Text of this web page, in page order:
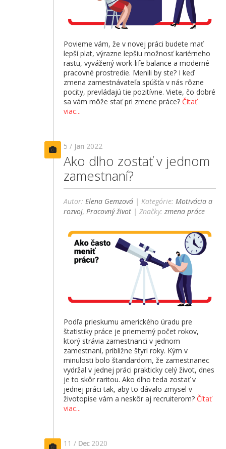
Povieme vám, že v novej práci budete mať
lepší plat, výrazne lepšiu možnosť kariérneho
rastu, vyvážený work-life balance a moderné
pracovné prostredie. Menili by ste? I keď
zmena zamestnávateľa spúšťa v nás rôzne
pocity, prevládajú tie pozitívne. Viete, čo dobré
sa vám môže stať pri zmene práce? Čítať
viac...
5 / Jan 2022
Ako dlho zostať v jednom
zamestnaní?
Autor:Elena Gemzová | Kategórie:Motivácia a
rozvoj,Pracovný život | Značky:zmena práce
Podľa prieskumu amerického úradu pre
štatistiky práce je priemerný počet rokov,
ktorý strávia zamestnanci v jednom
zamestnaní, približne štyri roky. Kým v
minulosti bolo štandardom, že zamestnanec
vydržal v jednej práci prakticky celý život, dnes
je to skôr raritou. Ako dlho teda zostať v
jednej práci tak, aby to dávalo zmysel v
životopise vám a neskôr aj recruiterom? Čítať
viac...
11 / Dec 2020